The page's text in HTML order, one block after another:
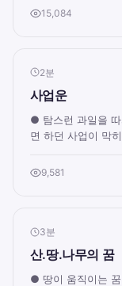
15,084
2분
사업운
● 탐스런 과일을
면 하던 사업이 막
9,581
3분
산.땅.나무의 꿈
● 땅이 움직이는